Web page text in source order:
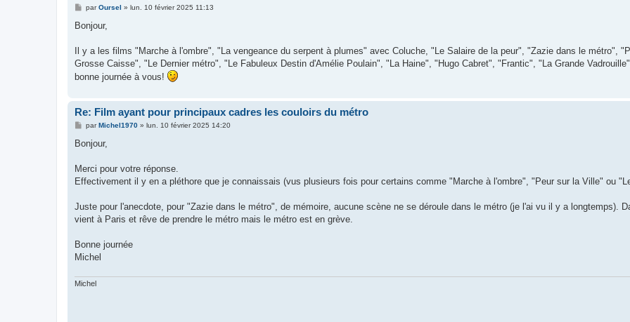
M
s
g
e
parOursel » lun. 10 février 2025 11:13
Bonjour,
Il y a les films "Marche à l'ombre", "La vengeance du serpent à plumes" avec Coluche, "Le Salaire de la peur", "Zazie dans le métro",
Grosse Caisse", "Le Dernier métro", "Le Fabuleux Destin d'Amélie Poulain", "La Haine", "Hugo Cabret", "Frantic", "La Grande
bonne journée à vous!
Re: Film ayant pour principaux cadres les couloirs du métro
M
s
g
parMichel1970» lun. 10 février 2025 14:20
Bonjour,
Merci pour votre réponse.
Effectivement il y en a pléthore que je connaissais (vus plusieurs fois pour certains comme "Marche à l'ombre", "Peur sur la Ville" ou
Juste pour l'anecdote, pour "Zazie dans le métro", de mémoire, aucune scène ne se déroule dans le métro (je l'ai vu il y a longtemps).
vient à Paris et rêve de prendre le métro mais le métro est en grève.
Bonne journée
Michel
Michel